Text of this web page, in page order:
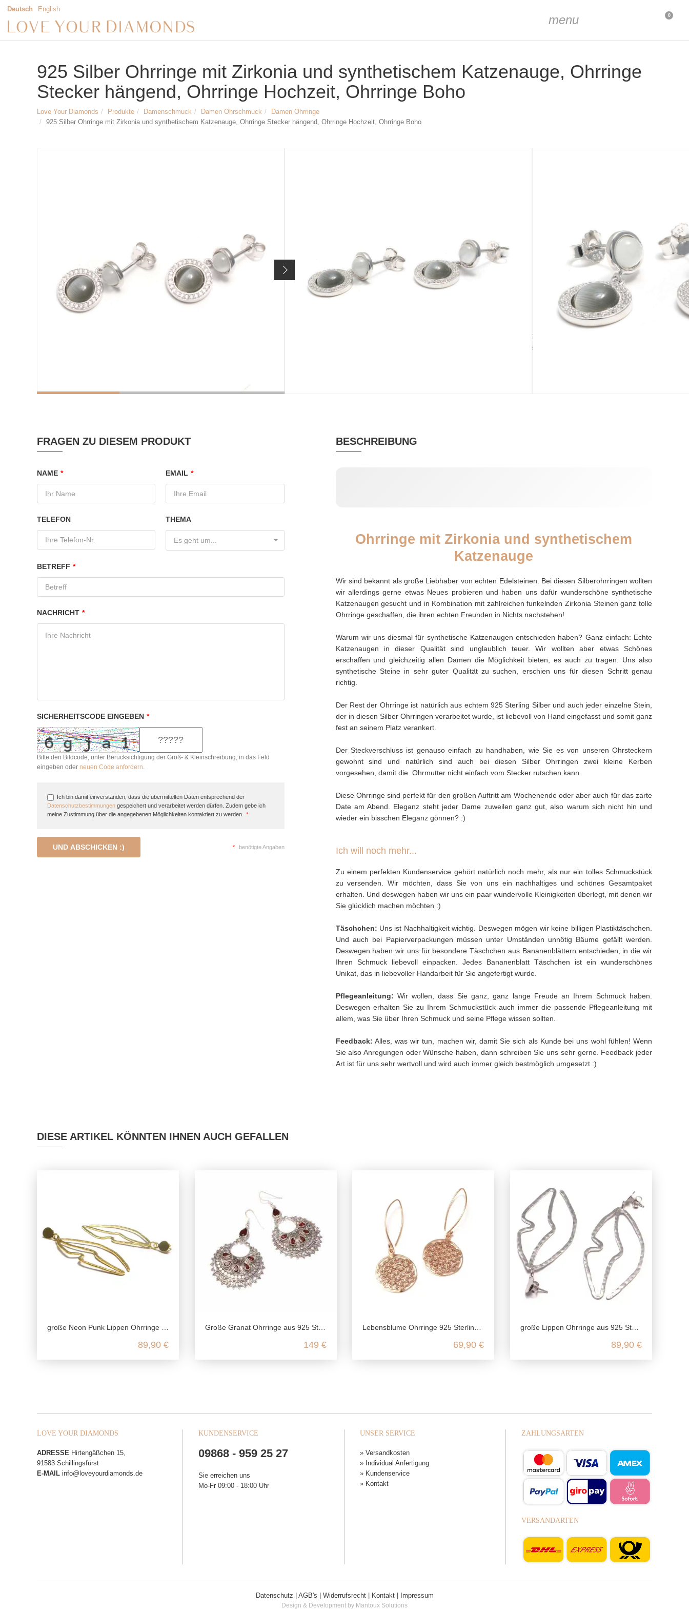
Deutsch English
menu 0
925 Silber Ohrringe mit Zirkonia und synthetischem Katzenauge, Ohrringe
Stecker hängend, Ohrringe Hochzeit, Ohrringe Boho
Love Your Diamonds Produkte Damenschmuck Damen Ohrschmuck
Damen Ohrringe
925 Silber Ohrringe mit Zirkonia und synthetischem Katzenauge, Ohrringe Stecker hängend, Ohrringe Hochzeit, Ohrringe Boho
Artikelnr. 2154
49,90 € IN DEN WARENKORB
ausverkauft
TÄSCHCHEN
Palmblatttäschchen
FRAGEN ZU DIESEM PRODUKT
NAME * EMAIL *
TELEFON THEMA
Es geht um...
BETREFF *
NACHRICHT *
SICHERHEITSCODE EINGEBEN *
Bitte den Bildcode, unter Berücksichtigung der Groß- & Kleinschreibung, in das Feld
eingeben oder neuen Code anfordern.
Ich bin damit einverstanden, dass die übermittelten Daten entsprechend der
Datenschutzbestimmungen gespeichert und verarbeitet werden dürfen. Zudem gebe ich
meine Zustimmung über die angegebenen Möglichkeiten kontaktiert zu werden.
*
UND ABSCHICKEN :) * benötigte Angaben
BESCHREIBUNG
Ohrringe mit Zirkonia und synthetischem
Katzenauge
Wir sind bekannt als große Liebhaber von echten Edelsteinen. Bei diesen Silberohrringen wollten
wir allerdings gerne etwas Neues probieren und haben uns dafür wunderschöne synthetische
Katzenaugen gesucht und in Kombination mit zahlreichen funkelnden Zirkonia Steinen ganz tolle
Ohrringe geschaffen, die ihren echten Freunden in Nichts nachstehen!
Warum wir uns diesmal für synthetische Katzenaugen entschieden haben? Ganz einfach: Echte
Katzenaugen in dieser Qualität sind unglaublich teuer. Wir wollten aber etwas Schönes
erschaffen und gleichzeitig allen Damen die Möglichkeit bieten, es auch zu tragen. Uns also
synthetische Steine in sehr guter Qualität zu suchen, erschien uns für diesen Schritt genau
richtig.
Der Rest der Ohrringe ist natürlich aus echtem 925 Sterling Silber und auch jeder einzelne Stein,
der in diesen Silber Ohrringen verarbeitet wurde, ist liebevoll von Hand eingefasst und somit ganz
fest an seinem Platz verankert.
Der Steckverschluss ist genauso einfach zu handhaben, wie Sie es von unseren Ohrsteckern
gewohnt sind und natürlich sind auch bei diesen Silber Ohrringen zwei kleine Kerben
vorgesehen, damit die Ohrmutter nicht einfach vom Stecker rutschen kann.
Diese Ohrringe sind perfekt für den großen Auftritt am Wochenende oder aber auch für das zarte
Date am Abend. Eleganz steht jeder Dame zuweilen ganz gut, also warum sich nicht hin und
wieder ein bisschen Eleganz gönnen? :)
Ich will noch mehr...
Zu einem perfekten Kundenservice gehört natürlich noch mehr, als nur ein tolles Schmuckstück
zu versenden. Wir möchten, dass Sie von uns ein nachhaltiges und schönes Gesamtpaket
erhalten. Und deswegen haben wir uns ein paar wundervolle Kleinigkeiten überlegt, mit denen wir
Sie glücklich machen möchten :)
Täschchen: Uns ist Nachhaltigkeit wichtig. Deswegen mögen wir keine billigen Plastiktäschchen.
Und auch bei Papierverpackungen müssen unter Umständen unnötig Bäume gefällt werden.
Deswegen haben wir uns für besondere Täschchen aus Bananenblättern entschieden, in die wir
Ihren Schmuck liebevoll einpacken. Jedes Bananenblatt Täschchen ist ein wunderschönes
Unikat, das in liebevoller Handarbeit für Sie angefertigt wurde.
Pflegeanleitung: Wir wollen, dass Sie ganz, ganz lange Freude an Ihrem Schmuck haben.
Deswegen erhalten Sie zu Ihrem Schmuckstück auch immer die passende Pflegeanleitung mit
allem, was Sie über Ihren Schmuck und seine Pflege wissen sollten.
Feedback: Alles, was wir tun, machen wir, damit Sie sich als Kunde bei uns wohl fühlen! Wenn
Sie also Anregungen oder Wünsche haben, dann schreiben Sie uns sehr gerne. Feedback jeder
Art ist für uns sehr wertvoll und wird auch immer gleich bestmöglich umgesetzt :)
DIESE ARTIKEL KÖNNTEN IHNEN AUCH GEFALLEN
große Neon Punk Lippen Ohrringe vergoldet aus echtem 925 Sterling Silber
89,90 €
Große Granat Ohrringe aus 925 Sterling Silber
149 €
Lebensblume Ohrringe 925 Sterling Silber, optional Gelbgold vergoldet, Rosegold vergoldet, Yoga Schmuck spirituell, nickelfrei
69,90 €
große Lippen Ohrringe aus 925 Sterling Silber rhodiniert und mattiert
89,90 €
LOVE YOUR DIAMONDS
ADRESSE Hirtengäßchen 15,
91583 Schillingsfürst
E-MAIL info@loveyourdiamonds.de
KUNDENSERVICE
09868 - 959 25 27
Sie erreichen uns
Mo-Fr 09:00 - 18:00 Uhr
UNSER SERVICE
» Versandkosten
» Individual Anfertigung
» Kundenservice
» Kontakt
ZAHLUNGSARTEN
VERSANDARTEN
Datenschutz AGB's Widerrufsrecht| Kontakt| Impressum
Design & Development by Mantoux Solutions